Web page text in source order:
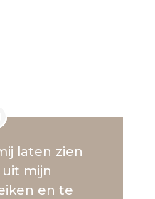
laten zien
uit mijn
en te